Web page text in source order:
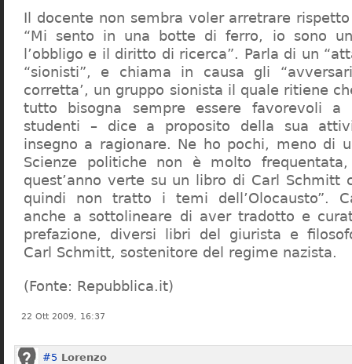
Il docente non sembra voler arretrare
“Mi sento in una botte di ferro, io sono
l’obbligo e il diritto di ricerca”. Parla di un
“sionisti”, e chiama in causa gli
corretta’, un gruppo sionista il quale ritiene
tutto bisogna sempre essere favorevoli a
studenti – dice a proposito della sua
insegno a ragionare. Ne ho pochi, meno di
Scienze politiche non è molto
quest’anno verte su un libro di Carl Schmitt
quindi non tratto i temi dell’Olocausto”.
anche a sottolineare di aver tradotto e
prefazione, diversi libri del giurista e
Carl Schmitt, sostenitore del regime nazista.
(Fonte: Repubblica.it)
22 Ott 2009, 16:37
#5 Lorenzo